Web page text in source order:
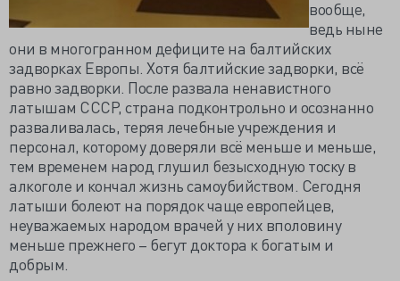
вообще,
ведь ныне
они в многогранном дефиците на балтийских
задворках Европы. Хотя балтийские задворки, всё
равно задворки. После развала ненавистного
латышам СССР, страна подконтрольно и осознанно
разваливалась, теряя лечебные учреждения и
персонал, которому доверяли всё меньше и меньше,
тем временем народ глушил безысходную тоску в
алкоголе и кончал жизнь самоубийством. Сегодня
латыши болеют на порядок чаще европейцев,
неуважаемых народом врачей у них вполовину
меньше прежнего – бегут доктора к богатым и
добрым.